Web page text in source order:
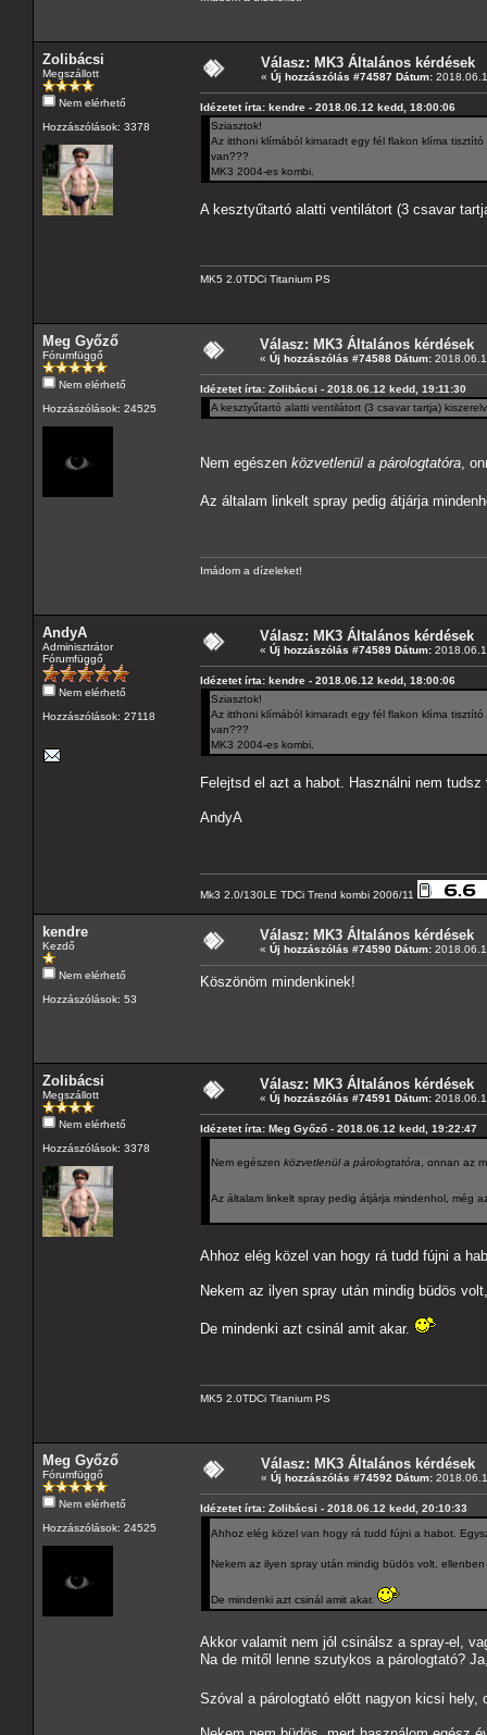
Zolibácsi
Megszállott
Nem elérhető
Hozzászólások: 3378
Válasz: MK3 Általános kérdések
« Új hozzászólás #74587 Dátum:
Idézetet írta: kendre - 2018.06.12 kedd, 18:00:06
Sziasztok!
Az itthoni klímából kimaradt egy fél flakon klíma
van???
MK3 2004-es kombi.
A kesztyűtartó alatti ventilátort (3 csavar
MK5 2.0TDCi Titanium PS
Meg Győző
Fórumfüggő
Nem elérhető
Hozzászólások: 24525
Válasz: MK3 Általános kérdések
« Új hozzászólás #74588 Dátum:
Idézetet írta: Zolibácsi - 2018.06.12 kedd, 19:11:30
A kesztyűtartó alatti ventilátort (3 csavar tartja)
Nem egészen közvetlenül a párologtatóra ,
Az általam linkelt spray pedig átjárja
Imádom a dízeleket!
AndyA
Adminisztrátor
Fórumfüggő
Nem elérhető
Hozzászólások: 27118
Válasz: MK3 Általános kérdések
« Új hozzászólás #74589 Dátum:
Idézetet írta: kendre - 2018.06.12 kedd, 18:00:06
Sziasztok!
Az itthoni klímából kimaradt egy fél flakon klíma
van???
MK3 2004-es kombi.
Felejtsd el azt a habot. Használni nem
AndyA
Mk3 2.0/130LE TDCi Trend kombi 2006/11
kendre
Kezdő
Nem elérhető
Hozzászólások: 53
Válasz: MK3 Általános kérdések
« Új hozzászólás #74590 Dátum:
Köszönöm mindenkinek!
Zolibácsi
Megszállott
Nem elérhető
Hozzászólások: 3378
Válasz: MK3 Általános kérdések
« Új hozzászólás #74591 Dátum:
Idézetet írta: Meg Győző - 2018.06.12 kedd, 19:22:47
Nem egészen közvetlenül a párologtatóra , onnan az
Az általam linkelt spray pedig átjárja mindenhol, még
Ahhoz elég közel van hogy rá tudd fújni a
Nekem az ilyen spray után mindig büdös
De mindenki azt csinál amit akar.
MK5 2.0TDCi Titanium PS
Meg Győző
Fórumfüggő
Nem elérhető
Hozzászólások: 24525
Válasz: MK3 Általános kérdések
« Új hozzászólás #74592 Dátum:
Idézetet írta: Zolibácsi - 2018.06.12 kedd, 20:10:33
Ahhoz elég közel van hogy rá tudd fújni a habot.
Nekem az ilyen spray után mindig büdös volt,
De mindenki azt csinál amit akar.
Akkor valamit nem jól csinálsz a spray-el,
Na de mitől lenne szutykos a párologtató?
Szóval a párologtató előtt nagyon kicsi